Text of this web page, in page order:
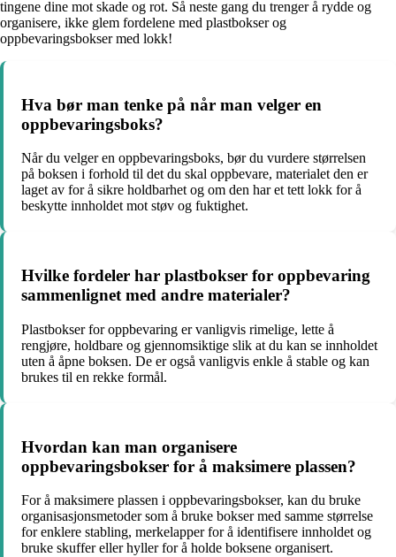
tingene dine mot skade og rot. Så neste gang du trenger å rydde og
organisere, ikke glem fordelene med plastbokser og
oppbevaringsbokser med lokk!
Hva bør man tenke på når man velger en
oppbevaringsboks?
Når du velger en oppbevaringsboks, bør du vurdere størrelsen
på boksen i forhold til det du skal oppbevare, materialet den er
laget av for å sikre holdbarhet og om den har et tett lokk for å
beskytte innholdet mot støv og fuktighet.
Hvilke fordeler har plastbokser for oppbevaring
sammenlignet med andre materialer?
Plastbokser for oppbevaring er vanligvis rimelige, lette å
rengjøre, holdbare og gjennomsiktige slik at du kan se innholdet
uten å åpne boksen. De er også vanligvis enkle å stable og kan
brukes til en rekke formål.
Hvordan kan man organisere
oppbevaringsbokser for å maksimere plassen?
For å maksimere plassen i oppbevaringsbokser, kan du bruke
organisasjonsmetoder som å bruke bokser med samme størrelse
for enklere stabling, merkelapper for å identifisere innholdet og
bruke skuffer eller hyller for å holde boksene organisert.